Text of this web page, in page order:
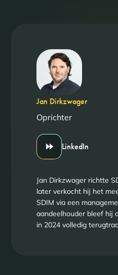
Jan Dirkzwager
Oprichter
LinkedIn
Jan Dirkzwager richtte
later verkocht hij het
SDIM via een
aandeelhouder bleef hij
in 2024 volledig